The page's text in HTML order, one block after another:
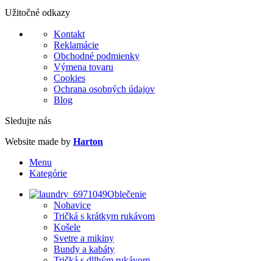
Užitočné odkazy
Kontakt
Reklamácie
Obchodné podmienky
Výmena tovaru
Cookies
Ochrana osobných údajov
Blog
Sledujte nás
Website made by Harton
Menu
Kategórie
Oblečenie
Nohavice
Tričká s krátkym rukávom
Košele
Svetre a mikiny
Bundy a kabáty